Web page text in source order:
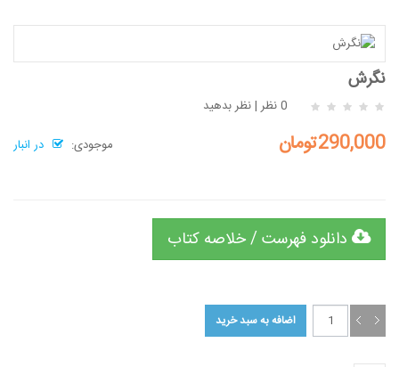
نگرش
0 نظر |نظر بدهید
موجودی:
در انبار 290,000تومان
دانلود فهرست / خلاصه کتاب